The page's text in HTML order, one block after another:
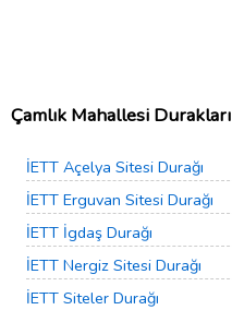
Çamlık Mahallesi Durakları
İETT Açelya Sitesi Durağı
İETT Erguvan Sitesi Durağı
İETT İgdaş Durağı
İETT Nergiz Sitesi Durağı
İETT Siteler Durağı